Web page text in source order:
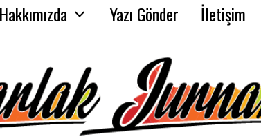
Hakkımızda Yazı Gönder İletişim